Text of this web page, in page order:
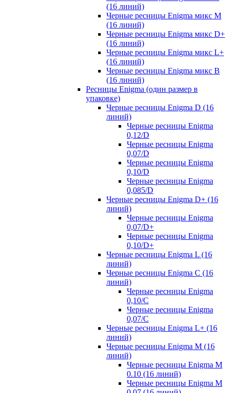
(16 линий)
Черные ресницы Enigma микс M
(16 линий)
Черные ресницы Enigma микс D+
(16 линий)
Черные ресницы Enigma микс L+
(16 линий)
Черные ресницы Enigma микс В
(16 линий)
Ресницы Enigma (один размер в
упаковке)
Черные ресницы Enigma D (16
линий)
Черные ресницы Enigma
0,12/D
Черные ресницы Enigma
0,07/D
Черные ресницы Enigma
0,10/D
Черные ресницы Enigma
0,085/D
Черные ресницы Enigma D+ (16
линий)
Черные ресницы Enigma
0,07/D+
Черные ресницы Enigma
0,10/D+
Черные ресницы Enigma L (16
линий)
Черные ресницы Enigma C (16
линий)
Черные ресницы Enigma
0,10/C
Черные ресницы Enigma
0,07/С
Черные ресницы Enigma L+ (16
линий)
Черные ресницы Enigma M (16
линий)
Черные ресницы Enigma M
0.10 (16 линий)
Черные ресницы Enigma M